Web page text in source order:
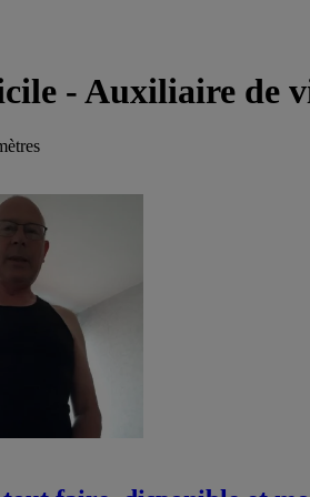
- Auxiliaire de